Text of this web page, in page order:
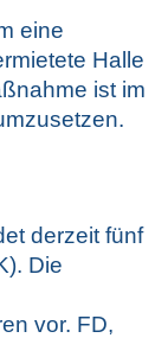
eine
Halle
ist im
derzeit fünf
Die
vor. FD,